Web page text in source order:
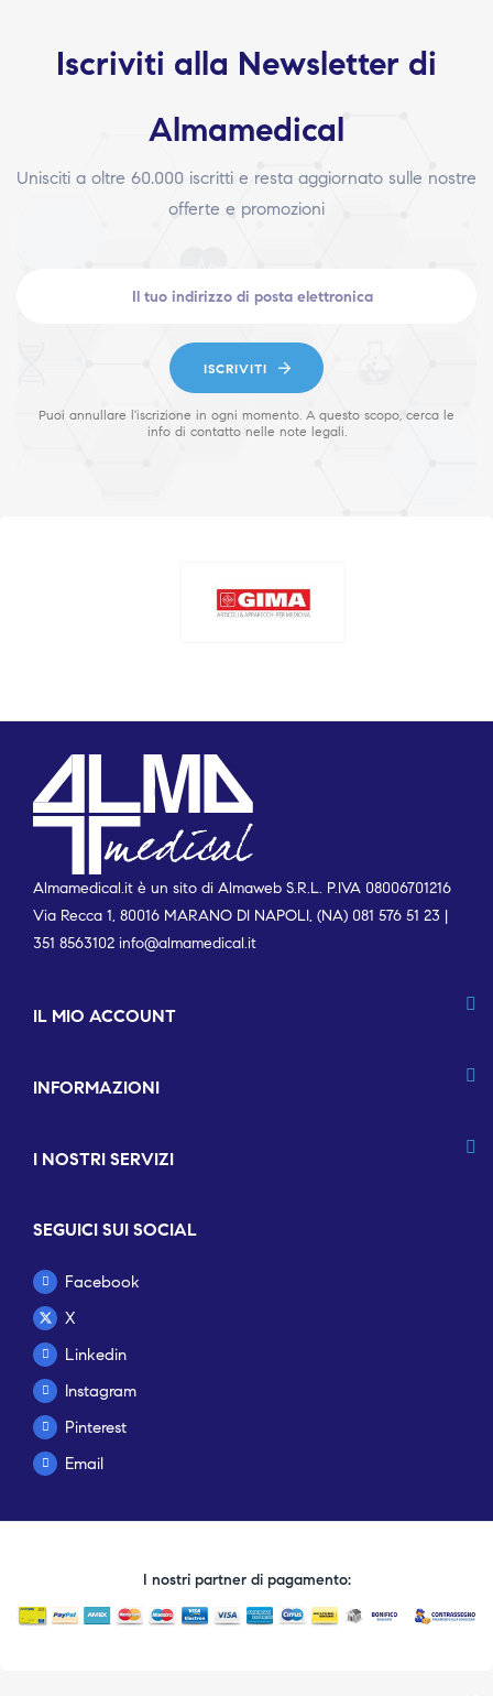
Iscriviti alla Newsletter di
Almamedical
Unisciti a oltre 60.000 iscritti e resta aggiornato sulle nostre
offerte e promozioni
ISCRIVITI
Puoi annullare l'iscrizione in ogni momento. A questo scopo, cerca le
info di contatto nelle note legali.
Almamedical.it è un sito di Almaweb S.R.L. P.IVA 08006701216
Via Recca 1, 80016 MARANO DI NAPOLI, (NA) 081 576 51 23 |
351 8563102 info@almamedical.it
IL MIO ACCOUNT
INFORMAZIONI
I NOSTRI SERVIZI
SEGUICI SUI SOCIAL
Facebook
X
Linkedin
Instagram
Pinterest
Email
I nostri partner di pagamento: